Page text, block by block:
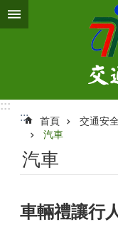
跳到主要內容區塊
:::
:::
首頁 交通安
汽車
汽車
車輛禮讓行